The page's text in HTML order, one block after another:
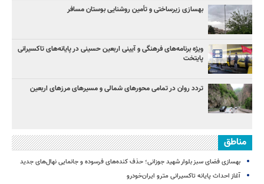
بهسازی زیرساختی و تأمین روشنایی بوستان مسافر
ویژه برنامه‌های فرهنگی و آیینی اربعین حسینی در پایانه‌های تاکسیرانی
پایتخت
تردد روان در تمامی محورهای شمالی و مسیرهای مرزهای اربعین
مناطق
بهسازی فضای سبز بلوار شهید جوزانی؛ حذف کنده‌های فرسوده و جانمایی نهال‌های جدید
آغاز احداث پایانه تاکسیرانی مترو ایران‌خودرو